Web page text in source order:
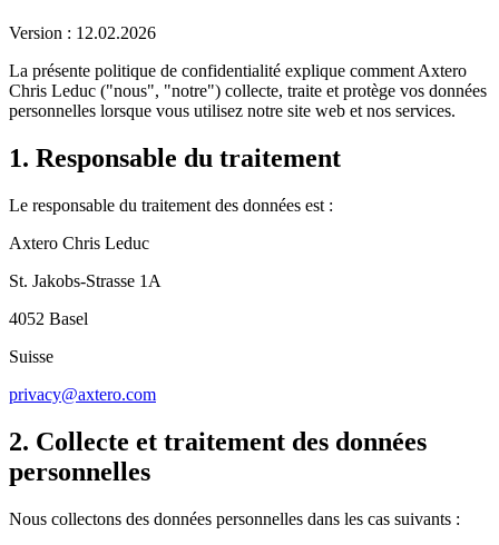
Version : 12.02.2026
La présente politique de confidentialité explique comment Axtero
Chris Leduc ("nous", "notre") collecte, traite et protège vos données
personnelles lorsque vous utilisez notre site web et nos services.
1. Responsable du traitement
Le responsable du traitement des données est :
Axtero Chris Leduc
St. Jakobs-Strasse 1A
4052 Basel
Suisse
privacy@axtero.com
2. Collecte et traitement des données
personnelles
Nous collectons des données personnelles dans les cas suivants :